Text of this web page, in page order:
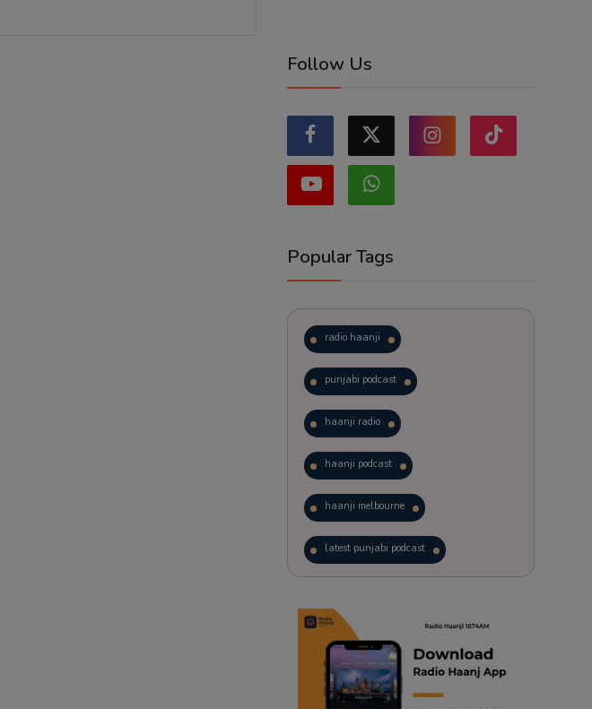
Follow Us
Popular Tags
radio haanji
punjabi podcast
haanji radio
haanji podcast
haanji melbourne
latest punjabi podcast
trending punjabi podcast
ranjodh singh